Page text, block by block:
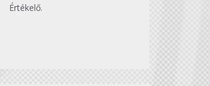
Értékelő.